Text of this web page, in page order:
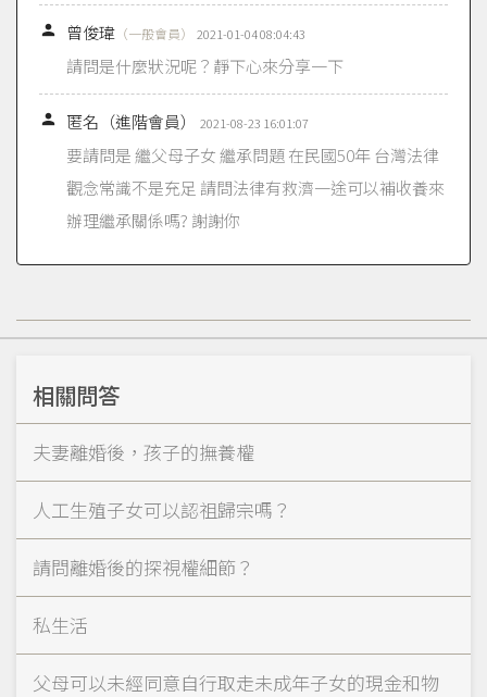
 曾俊瑋 （一般會員） 2021-01-04 08:04:43
請問是什麼狀況呢？靜下心來分享一下
 匿名（進階會員） 2021-08-23 16:01:07
要請問是 繼父母子女 繼承問題 在民國50年 台灣法律
觀念常識不是充足 請問法律有救濟一途可以補收養來
辦理繼承關係嗎? 謝謝你
相關問答
夫妻離婚後，孩子的撫養權
人工生殖子女可以認祖歸宗嗎？
請問離婚後的探視權細節？
私生活
父母可以未經同意自行取走未成年子女的現金和物